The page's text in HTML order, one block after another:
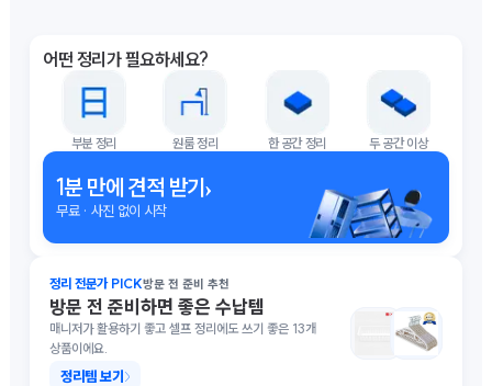
어떤 정리가 필요하세요?
부분 정리 원룸 정리 한 공간 정리 두 공간 이상
1분 만에 견적 받기›
무료 · 사진 없이 시작
정리 전문가 PICK방문 전 준비 추천
방문 전 준비하면 좋은 수납템
매니저가 활용하기 좋고 셀프 정리에도 쓰기 좋은 13개
상품이에요.
정리템 보기